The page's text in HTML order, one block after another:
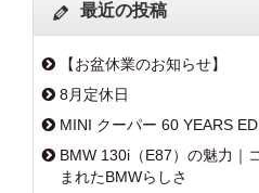
最近の投稿
【お盆休業のお知らせ】
8月定休日
MINI クーパー 60 YEARS
BMW 130i（E87）の魅力｜
まれたBMWらしさ